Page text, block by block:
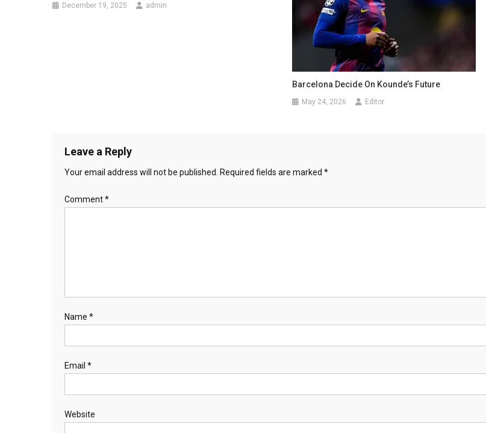
December 19, 2025 admin
Barcelona Decide On Kounde’s Future
May 24, 2026 Editor
Leave a Reply
Your email address will not be published. Required fields are marked *
Comment*
Name *
Email *
Website